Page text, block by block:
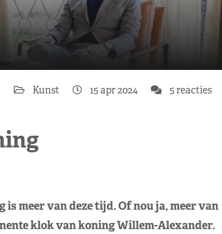
Kunst 15 apr 2024 5 reacties
meer van deze tijd. Of nou ja, meer van
klok van koning Willem-Alexander.